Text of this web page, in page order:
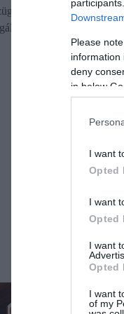
Please
information
deny
in below
I want
Opted
I want
Opted
I want
Opted
I want
of my
vállalkozásnak nincs
nem teljesítette az